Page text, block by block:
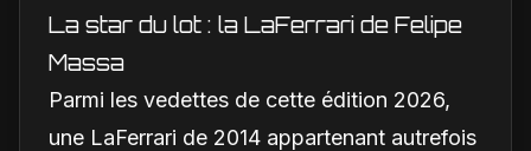
La star du lot : la LaFerrari de Felipe
Massa
Parmi les vedettes de cette édition 2026,
une LaFerrari de 2014 appartenant autrefois